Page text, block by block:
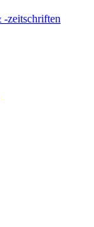
-zeitschriften